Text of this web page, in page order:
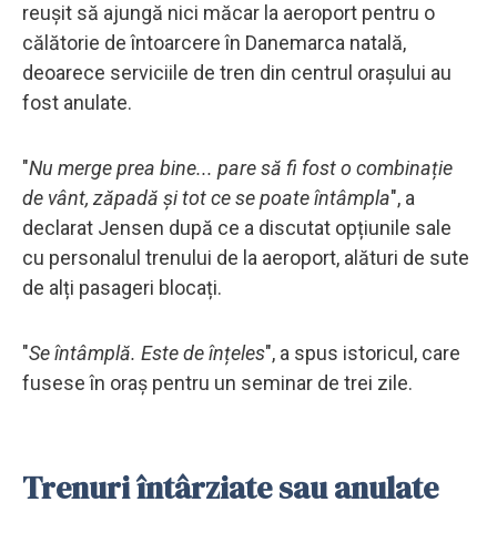
reușit să ajungă nici măcar la aeroport pentru o
călătorie de întoarcere în Danemarca natală,
deoarece serviciile de tren din centrul orașului au
fost anulate.
"Nu merge prea bine... pare să fi fost o combinație
de vânt, zăpadă și tot ce se poate întâmpla", a
declarat Jensen după ce a discutat opțiunile sale
cu personalul trenului de la aeroport, alături de sute
de alți pasageri blocați.
"Se întâmplă. Este de înțeles", a spus istoricul, care
fusese în oraș pentru un seminar de trei zile.
Trenuri întârziate sau anulate